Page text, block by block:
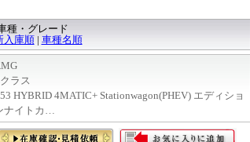
種・グレード
入庫順| 車種名順
ラス
HYBRID 4MATIC+ Stationwagon(PHEV) エディショ
ナイトカ…